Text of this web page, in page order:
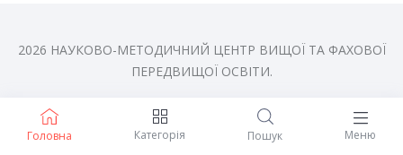
Головна Категорія Пошук Меню
2026 НАУКОВО-МЕТОДИЧНИЙ ЦЕНТР ВИЩОЇ ТА ФАХОВОЇ
ПЕРЕДВИЩОЇ ОСВІТИ.